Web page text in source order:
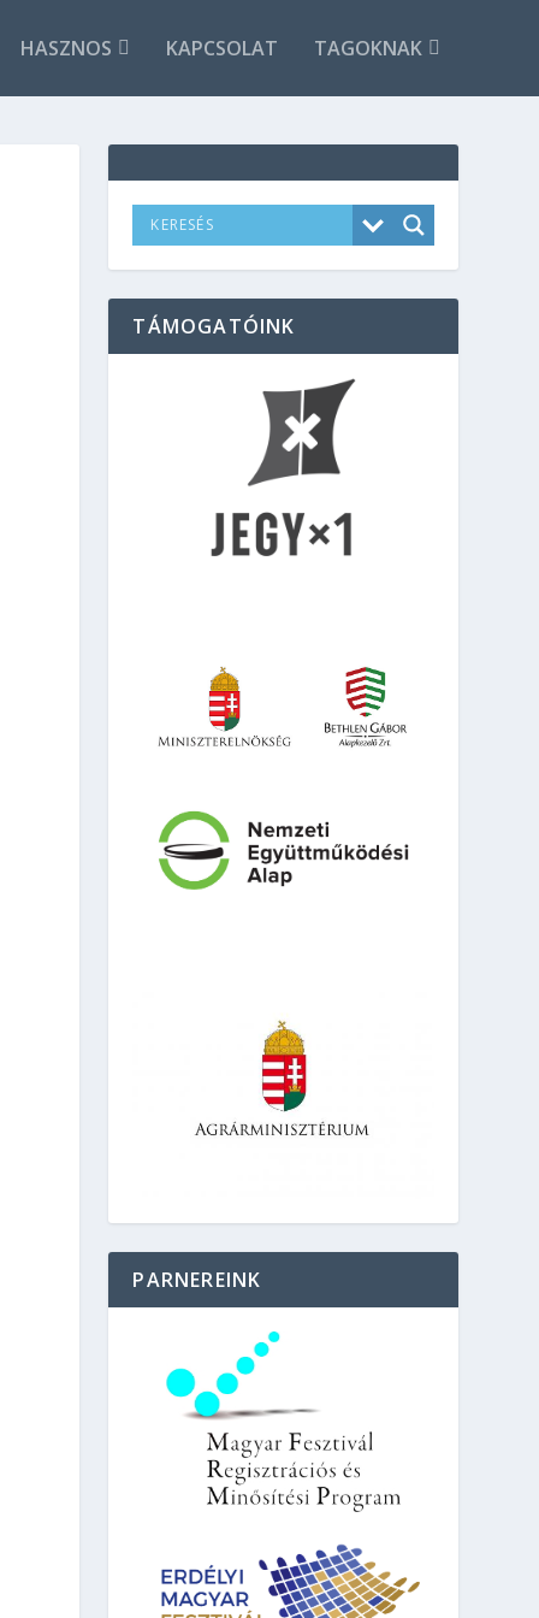
HASZNOS KAPCSOLAT TAGOKNAK
TÁMOGATÓINK
PARNEREINK